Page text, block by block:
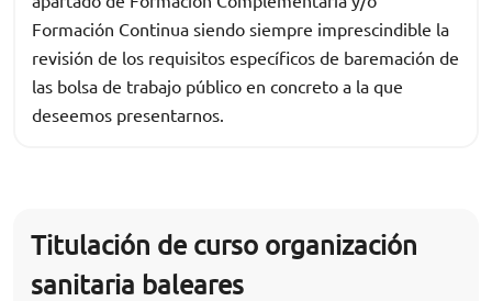
Formación Continua siendo siempre imprescindible la
revisión de los requisitos específicos de baremación de
las bolsa de trabajo público en concreto a la que
deseemos presentarnos.
Titulación de curso organización
sanitaria baleares